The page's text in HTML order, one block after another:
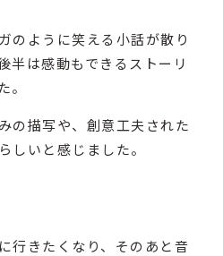
のように笑える小話が散り
半は感動もできるストーリ
。
の描写や、創意工夫された
しいと感じました。
行きたくなり、そのあと音